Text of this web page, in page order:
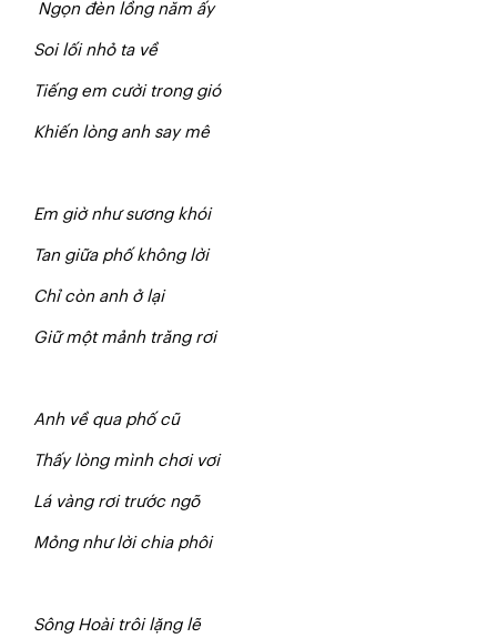
Ngọn đèn lồng năm ấy
Soi lối nhỏ ta về
Tiếng em cười trong gió
Khiến lòng anh say mê
Em giờ như sương khói
Tan giữa phố không lời
Chỉ còn anh ở lại
Giữ một mảnh trăng rơi
Anh về qua phố cũ
Thấy lòng mình chơi vơi
Lá vàng rơi trước ngõ
Mỏng như lời chia phôi
Sông Hoài trôi lặng lẽ